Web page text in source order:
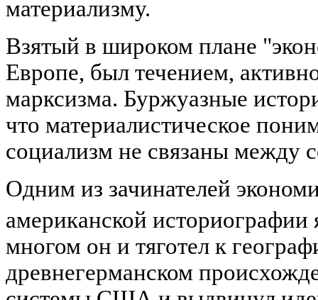
материализму.
Взятый в широком плане
Европе, был течением,
марксизма. Буржуазные
что материалистическое
социализм не связаны между
Одним из зачинателей
американской историографии
многом он и тяготел к
древнегерманском